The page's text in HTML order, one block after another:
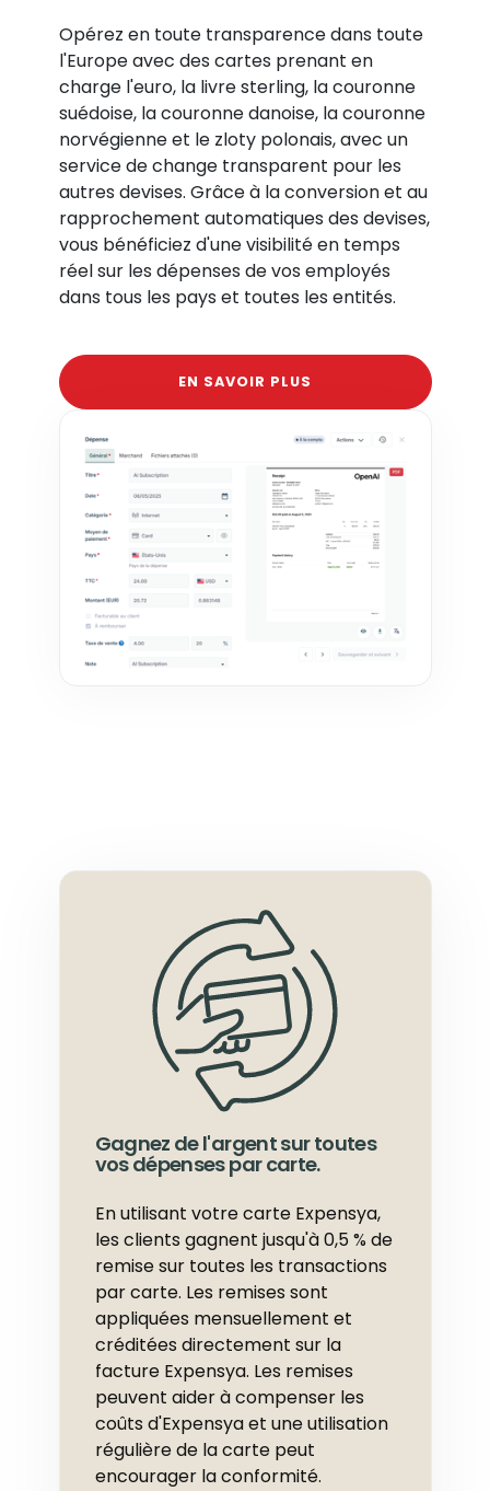
Opérez en toute transparence dans toute
l'Europe avec des cartes prenant en
charge l'euro, la livre sterling, la couronne
suédoise, la couronne danoise, la couronne
norvégienne et le zloty polonais, avec un
service de change transparent pour les
autres devises. Grâce à la conversion et au
rapprochement automatiques des devises,
vous bénéficiez d'une visibilité en temps
réel sur les dépenses de vos employés
dans tous les pays et toutes les entités.
EN SAVOIR PLUS
Gagnez de l'argent sur toutes
vos dépenses par carte.
En utilisant votre carte Expensya,
les clients gagnent jusqu'à 0,5 % de
remise sur toutes les transactions
par carte. Les remises sont
appliquées mensuellement et
créditées directement sur la
facture Expensya. Les remises
peuvent aider à compenser les
coûts d'Expensya et une utilisation
régulière de la carte peut
encourager la conformité.